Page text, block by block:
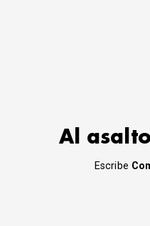
Al
Escribe